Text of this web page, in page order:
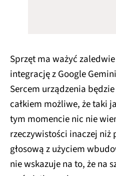
Sprzęt ma ważyć
integrację z Google
Sercem urządzenia
całkiem możliwe, że taki
tym momencie nic nie
rzeczywistości inaczej niż
głosową z użyciem
nie wskazuje na to, że na